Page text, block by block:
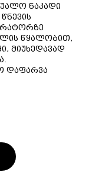
ნაკადი
წყალობით,
მიუხედავად
დაფარვა